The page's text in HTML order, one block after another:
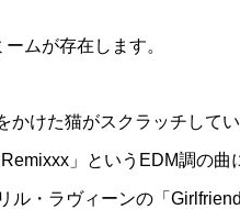
ムが存在します。
かけた猫がスクラッチしてい
」というEDM調の曲
ル・ラヴィーンの「